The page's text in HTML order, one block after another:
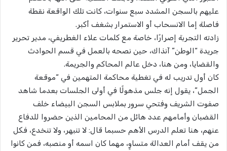
عليهم بالسجن المشدد سبع سنوات، كانت تلك الواقعة نقطة
فاصلة إما الانسحاب أو الاستمرار بشغف أكبر.
زادته التجربة إصرارًا، خاصة مع كلمات علاء الغطريفي، مدير تحرير
جريدة “الوطن” آنذاك، حين نصحه بالعمل في قسم الحوادث
والقضايا، ومن هنا، دخل عالم المحاكم والجريمة.
كان أول تدريب له في تغطية محاكمة المتهمين في “موقعة
الجمل”، يقول إنه جلس مذهولًا في أولى الجلسات بعدما شاهد
صفوت الشريف وفتحي سرور بملابس السجن البيضاء خلف
القضبان وأمامهم عدد هائل من المحامين الذين حضروا للدفاع
عنهم، هنا تعلم الدرس الأهم حسبما قال: لا تنبهر، ولا تنخدع، فكل
من يقف أمام العدالة متساوٍ، مهما كان اسمه أو منصبه، فمن كانوا